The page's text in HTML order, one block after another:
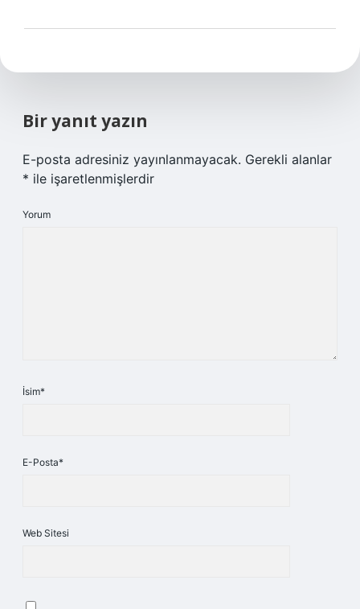
Bir yanıt yazın
E-posta adresiniz yayınlanmayacak. Gerekli alanlar
* ile işaretlenmişlerdir
Yorum
İsim*
E-Posta*
Web Sitesi